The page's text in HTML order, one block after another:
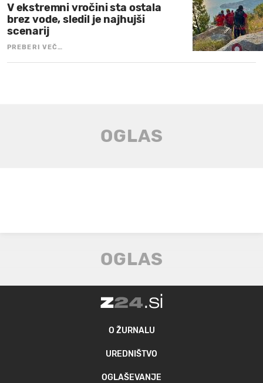
V ekstremni vročini sta ostala
brez vode, sledil je najhujši
scenarij
PREBERI VEČ…
O ŽURNALU
UREDNIŠTVO
OGLAŠEVANJE